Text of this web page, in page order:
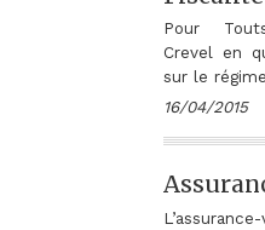
Pour
Crevel en
sur le
16/04/2015